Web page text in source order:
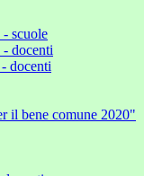
scuole
docenti
docenti
il bene comune 2020"